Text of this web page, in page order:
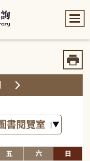
五 六 日